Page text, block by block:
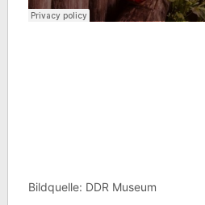
Bildquelle: DDR Museum